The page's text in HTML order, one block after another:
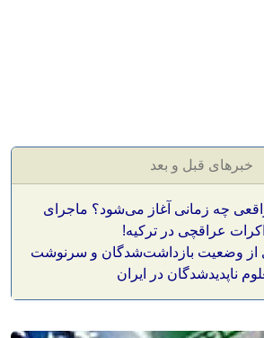
خبرهای قبل و بعد
چه زمانی آغاز می‌شود؟ ماجرای
عراقچی در ترکیه!
از وضعیت بازداشت‌شدگان و سرنوشت
ناپدیدشدگان در ایران